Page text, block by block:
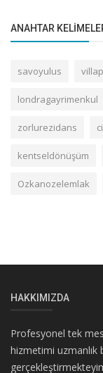
ANAHTAR
savoyulus
londragayrimenkul
zorlurezidans
kentseldönüşüm
Ozkanozelemlak
HAKKIMIZDA
Profesyonel tek
hizmetimi uzmanlık